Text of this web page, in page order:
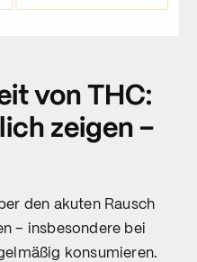
von THC:
zeigen –
den akuten Rausch
– insbesondere bei
konsumieren.